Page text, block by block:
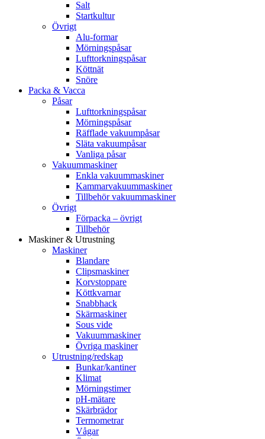
Salt
Startkultur
Övrigt
Alu-formar
Mörningspåsar
Lufttorkningspåsar
Köttnät
Snöre
Packa & Vacca
Påsar
Lufttorkningspåsar
Mörningspåsar
Räfflade vakuumpåsar
Släta vakuumpåsar
Vanliga påsar
Vakuummaskiner
Enkla vakuummaskiner
Kammarvakuummaskiner
Tillbehör vakuummaskiner
Övrigt
Förpacka – övrigt
Tillbehör
Maskiner & Utrustning
Maskiner
Blandare
Clipsmaskiner
Korvstoppare
Köttkvarnar
Snabbhack
Skärmaskiner
Sous vide
Vakuummaskiner
Övriga maskiner
Utrustning/redskap
Bunkar/kantiner
Klimat
Mörningstimer
pH-mätare
Skärbrädor
Termometrar
Vågar